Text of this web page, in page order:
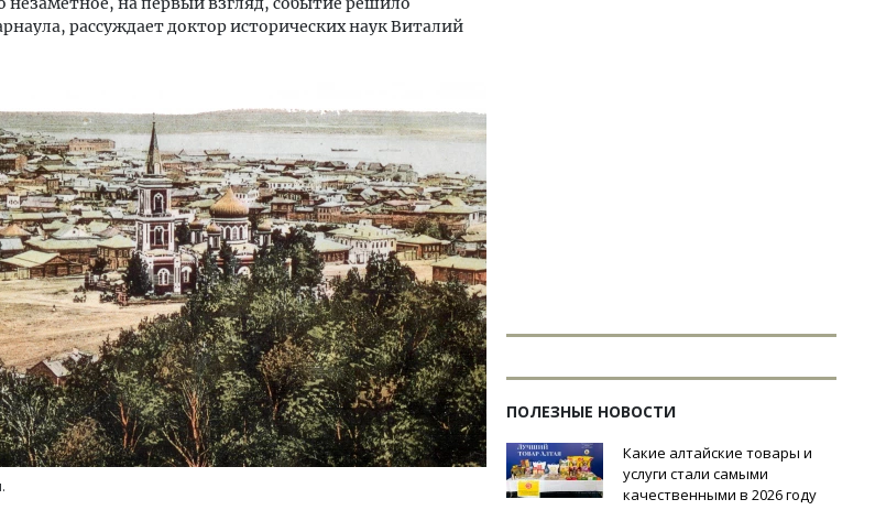
рассуждает доктор исторических наук Виталий
ПОЛЕЗНЫЕ НОВОСТИ
Какие алтайские товары и
услуги стали самыми
качественными в 2026 году